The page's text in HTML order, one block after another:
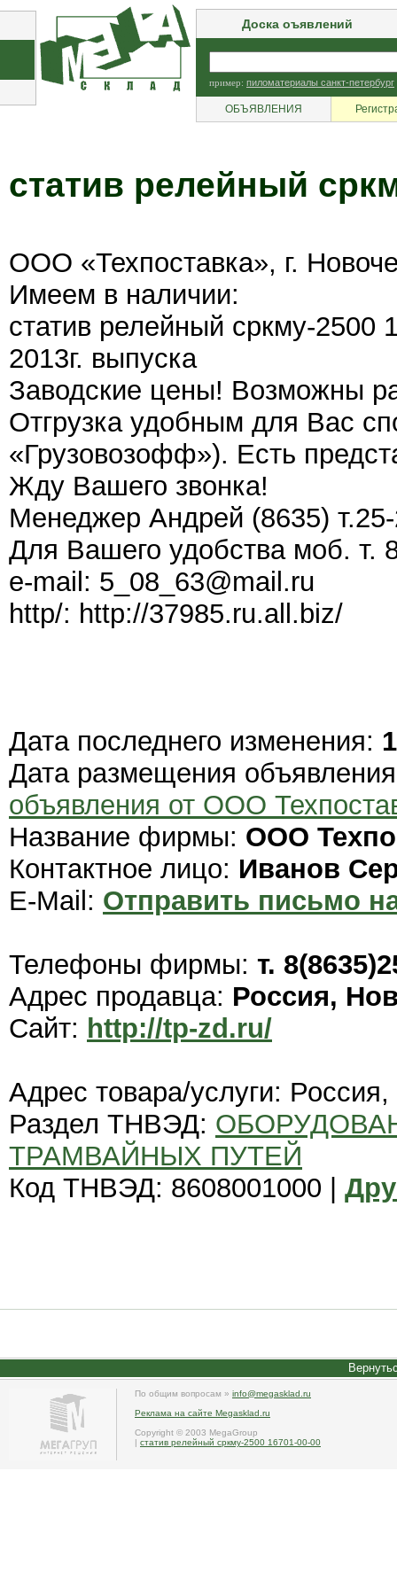
Доска оъявлений
пример: пиломатериалы санкт-петербург
ОБЪЯВЛЕНИЯ
статив релейный
ООО «Техпоставка», г.
Имеем в наличии:
статив релейный сркму-2500
2013г. выпуска
Заводские цены! Возможны
Отгрузка удобным для Вас
«Грузовозофф»). Есть
Жду Вашего звонка!
Менеджер Андрей (8635)
Для Вашего удобства моб. т.
e-mail: 5_08_63@mail.ru
http/: http://37985.ru.all.biz/
Дата последнего изменения:
Дата размещения
объявления от ООО
Название фирмы: ООО
Контактное лицо: Иванов
E-Mail: Отправить письмо
Телефоны фирмы: т.
Адрес продавца: Россия,
Сайт: http://tp-zd.ru/
Адрес товара/услуги:
Раздел ТНВЭД:
ТРАМВАЙНЫХ ПУТЕЙ
Код ТНВЭД: 8608001000 |
По общим вопросам » info@megasklad.ru
Реклама на сайте Megasklad.ru
Copyright © 2003 MegaGroup
| статив релейный сркму-2500 16701-00-00